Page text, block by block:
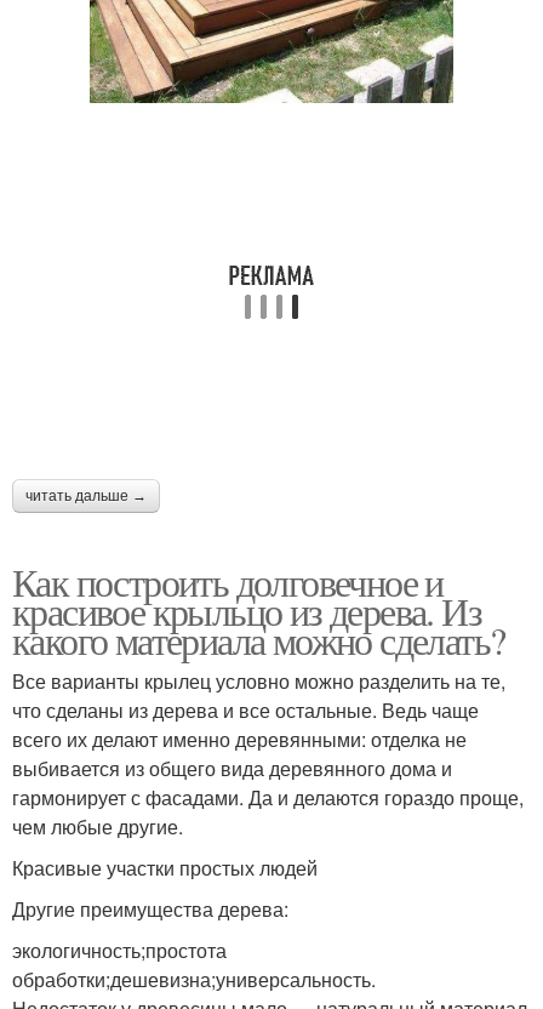
Крыльцо из кирпича Крыльца из металла
Закрытые крыльца
Решения для закрытого
крыльца
читать дальше →
Как построить долговечное и
красивое крыльцо из дерева. Из
какого материала можно сделать?
Все варианты крылец условно можно разделить на те,
что сделаны из дерева и все остальные. Ведь чаще
всего их делают именно деревянными: отделка не
выбивается из общего вида деревянного дома и
гармонирует с фасадами. Да и делаются гораздо проще,
чем любые другие.
Красивые участки простых людей
Другие преимущества дерева:
экологичность;простота
обработки;дешевизна;универсальность.